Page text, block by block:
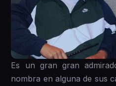
Es un gran gran
nombra en alguna de sus